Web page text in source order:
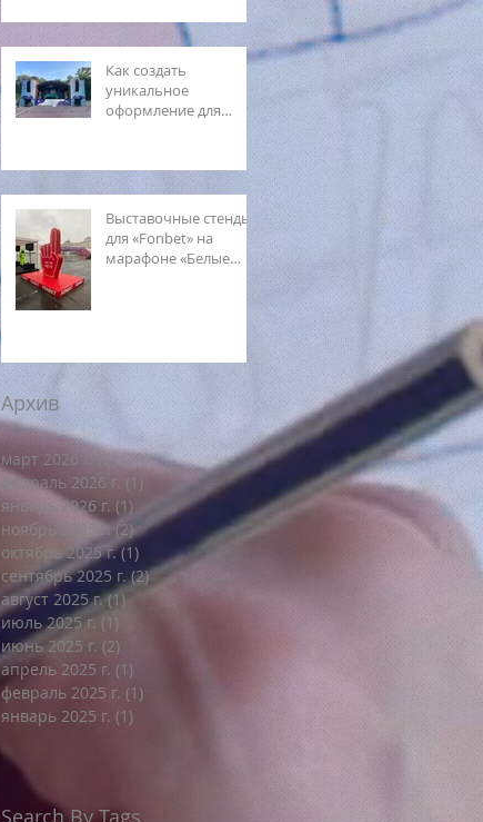
Как создать
уникальное
оформление для
Выставочные стенды
для «Fonbet» на
марафоне «Белые
Архив
март 2026 г. (2)2 поста
февраль 2026 г. (1) 1 пост
январь 2026 г. (1) 1 пост
ноябрь 2025 г. (2) 2 поста
октябрь 2025 г. (1) 1 пост
сентябрь 2025 г. (2)2 поста
август 2025 г. (1)1 пост
июль 2025 г. (1)
июнь 2025 г. (2)
апрель 2025 г. (1)
февраль 2025 г. (1)
январь 2025 г. (1)